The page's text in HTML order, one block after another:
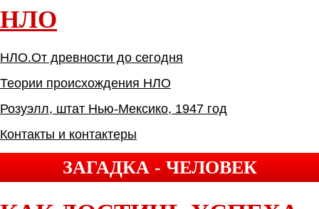
НЛО
НЛО.От древности до сегодня
Теории происхождения НЛО
Розуэлл, штат Нью-Мексико, 1947 год
Контакты и контактеры
ЗАГАДКА - ЧЕЛОВЕК